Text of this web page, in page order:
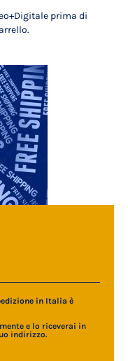
prima di
in Italia è
e lo riceverai in
indirizzo.